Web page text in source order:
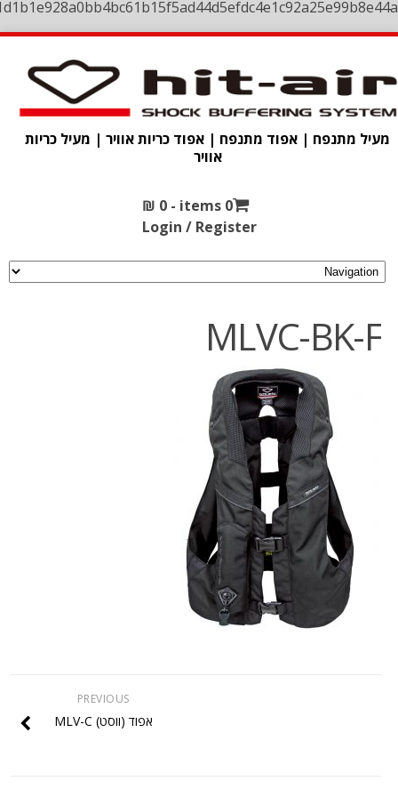
מעיל מתנפח | אפוד מתנפח | אפוד כריות אוויר | מעיל כריות
אוויר
0 items -
₪ 0
Login / Register
MLVC-BK-F
PREVIOUS
אפוד (ווסט) MLV-C